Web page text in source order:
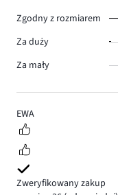
5
EWA
Zweryfikowany zakup
Zgodny z rozmiarem
Za duży
Za mały